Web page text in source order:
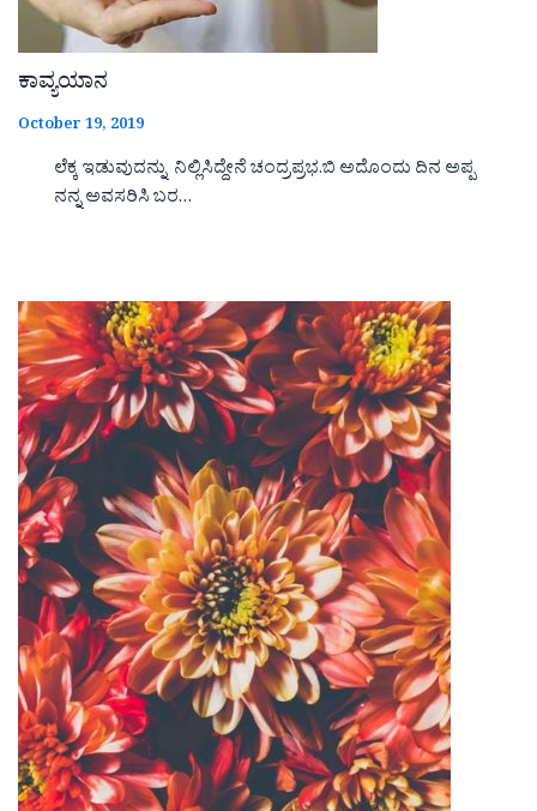
ಕಾವ್ಯಯಾನ
October 19, 2019
ಲೆಕ್ಕ ಇಡುವುದನ್ನು ನಿಲ್ಲಿಸಿದ್ದೇನೆ ಚಂದ್ರಪ್ರಭ.ಬಿ ಅದೊಂದು ದಿನ ಅಪ್ಪ
ನನ್ನ ಅವಸರಿಸಿ ಬರ…